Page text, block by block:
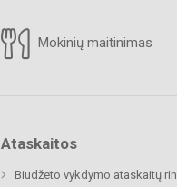
Mokinių maitinimas
Ataskaitos
Biudžeto vykdymo ataskaitų